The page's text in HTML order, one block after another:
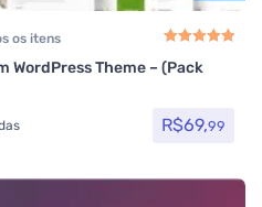
os itens
Avaliação
WordPress Theme – (Pack
R$69,99